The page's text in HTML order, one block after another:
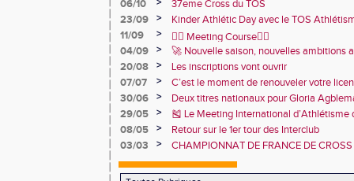
et de convivialité ! 🏃‍♀️
06/10
37eme Cross du TOS
23/09
>
Kinder Athlétic Day avec le TOS
11/09
>
🏃‍♂️ Meeting Course🏃‍♀️
04/09
>
🚀 Nouvelle saison, nouvelles ambitions
20/08
>
Les inscriptions vont ouvrir
07/07
>
C’est le moment de renouveler votre
2026 !
30/06 >
Deux titres nationaux pour Gloria
France Para Athlétisme
29/05 >
🎽 Le Meeting International
juin 2025 !
08/05 >
Retour sur le 1er tour des Interclub
03/03
> CHAMPIONNAT DE FRANCE DE